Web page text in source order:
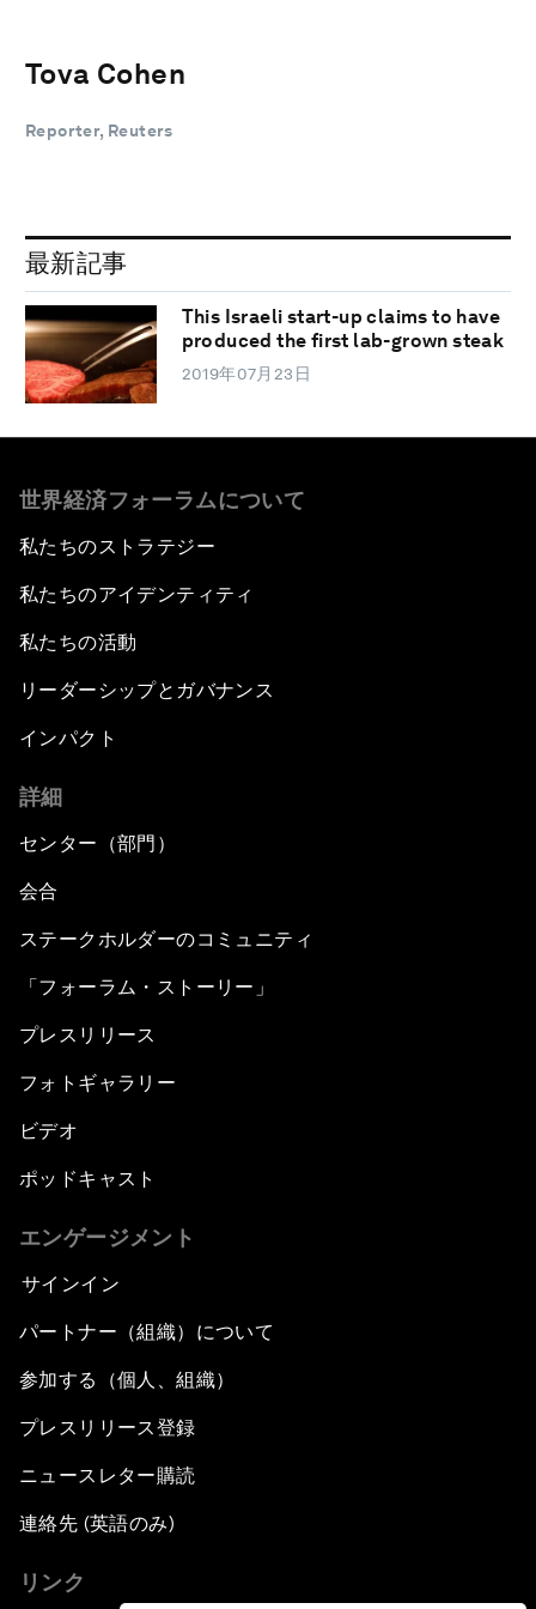
Tova Cohen
Reporter, Reuters
最新記事
This Israeli start-up claims to have
produced the first lab-grown steak
2019年07月23日
世界経済フォーラムについて
私たちのストラテジー
私たちのアイデンティティ
私たちの活動
リーダーシップとガバナンス
インパクト
詳細
センター（部門）
会合
ステークホルダーのコミュニティ
「フォーラム・ストーリー」
プレスリリース
フォトギャラリー
ビデオ
ポッドキャスト
エンゲージメント
サインイン
パートナー（組織）について
参加する（個人、組織）
プレスリリース登録
ニュースレター購読
連絡先 (英語のみ)
リンク